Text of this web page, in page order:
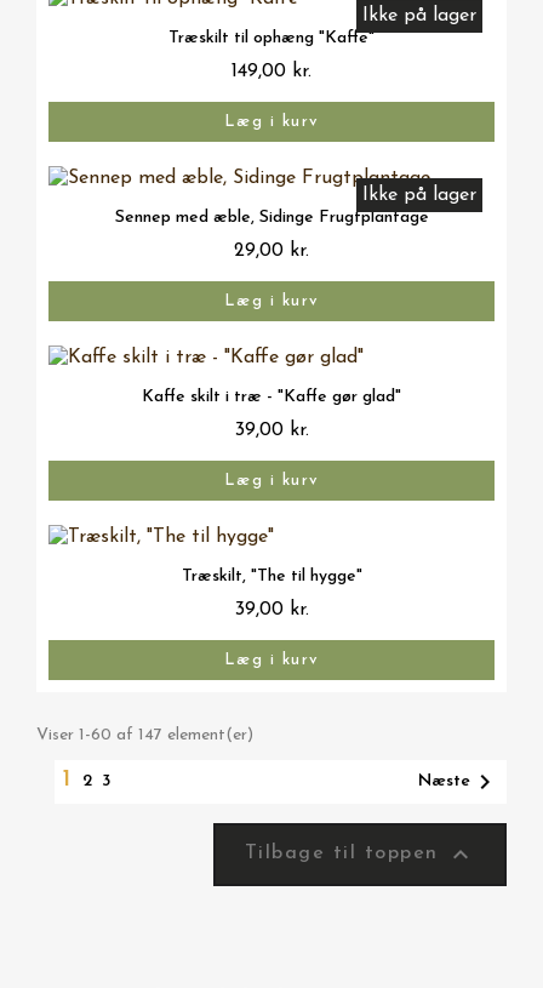
Vis her
Ikke på lager
Træskilt til ophæng "Kaffe"
149,00 kr.
Læg i kurv
Vis her
Ikke på lager
Sennep med æble, Sidinge Frugtplantage
29,00 kr.
Læg i kurv
Vis her
Kaffe skilt i træ - "Kaffe gør glad"
39,00 kr.
Læg i kurv
Vis her
Træskilt, "The til hygge"
39,00 kr.
Læg i kurv
Viser 1-60 af 147 element(er)
1 2 3 Næste 
Tilbage til toppen 